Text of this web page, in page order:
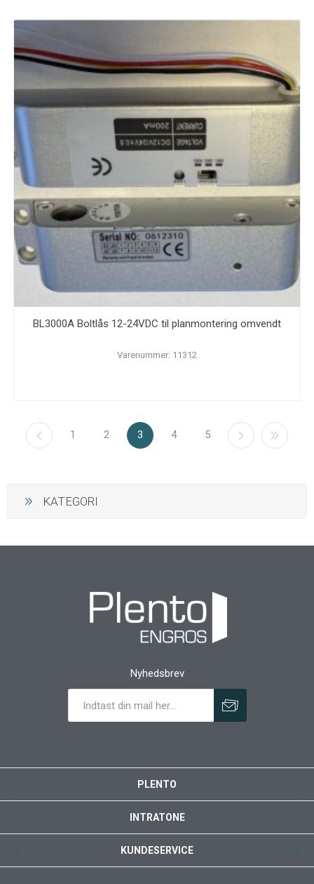
BL3000A Boltlås 12-24VDC til planmontering omvendt
Varenummer: 11312
1 2 3 4 5
KATEGORI
Nyhedsbrev
PLENTO
INTRATONE
KUNDESERVICE